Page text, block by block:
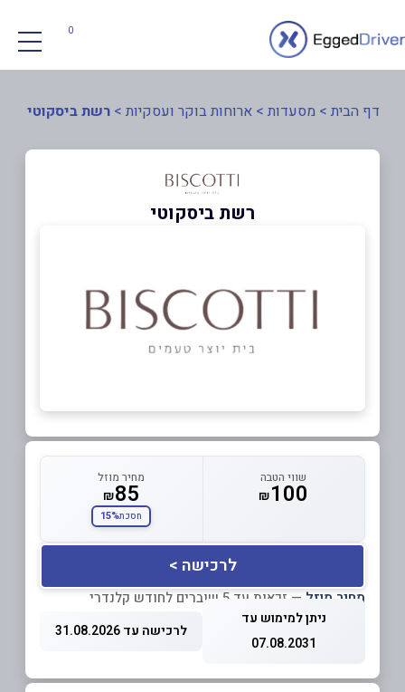
0
דף הבית > מסעדות > ארוחות בוקר ועסקיות > רשת ביסקוטי
רשת ביסקוטי
שווי הטבה
₪100
מחיר מוזל
₪85
חסכת15%
לרכישה >
מחיר מוזל — זכאות עד 5 שוברים לחודש קלנדרי
ניתן למימוש עד
07.08.2031
לרכישה עד 31.08.2026